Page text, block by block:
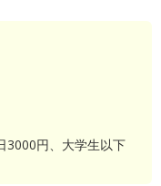
3000円、大学生以下